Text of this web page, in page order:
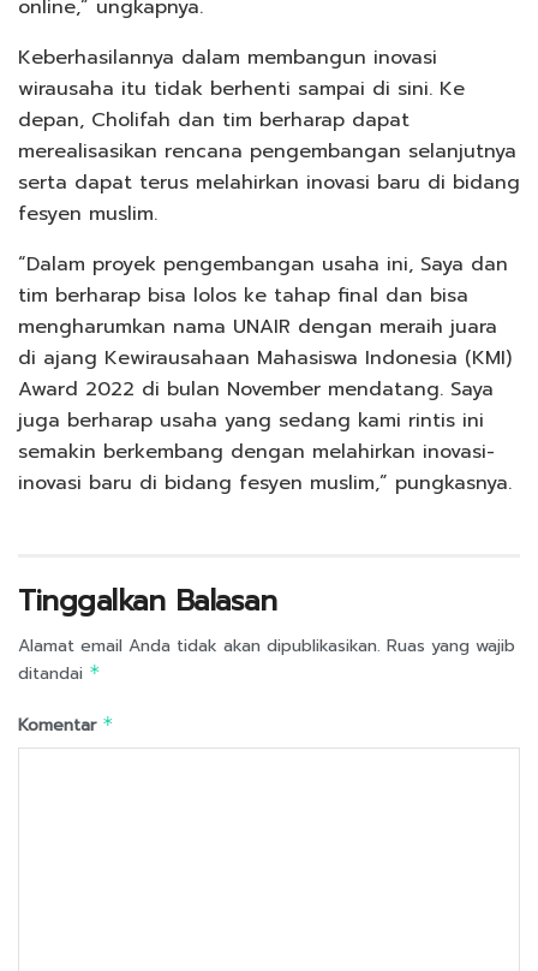
online,” ungkapnya.
Keberhasilannya dalam membangun inovasi
wirausaha itu tidak berhenti sampai di sini. Ke
depan, Cholifah dan tim berharap dapat
merealisasikan rencana pengembangan selanjutnya
serta dapat terus melahirkan inovasi baru di bidang
fesyen muslim.
“Dalam proyek pengembangan usaha ini, Saya dan
tim berharap bisa lolos ke tahap final dan bisa
mengharumkan nama UNAIR dengan meraih juara
di ajang Kewirausahaan Mahasiswa Indonesia (KMI)
Award 2022 di bulan November mendatang. Saya
juga berharap usaha yang sedang kami rintis ini
semakin berkembang dengan melahirkan inovasi-
inovasi baru di bidang fesyen muslim,” pungkasnya.
Tinggalkan Balasan
Alamat email Anda tidak akan dipublikasikan. Ruas yang wajib
ditandai *
Komentar *